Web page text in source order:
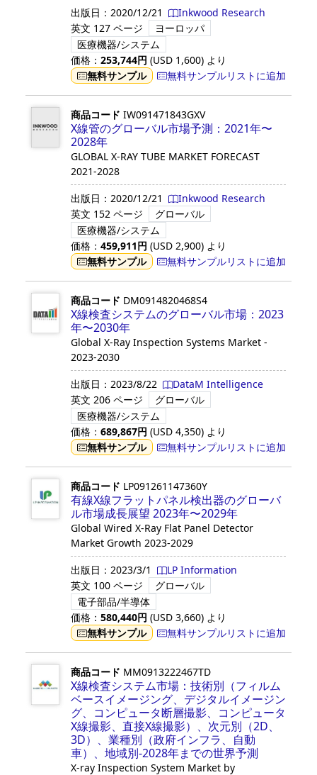
出版日： 2020/12/21
Inkwood Research
英文 127 ページ
ヨーロッパ
医療機器/システム
価格： 253,744円 (USD 1,600) より
無料サンプル
無料サンプルリストに追加
商品コード IW091471843GXV
X線管のグローバル市場予測：2021年〜
2028年
GLOBAL X-RAY TUBE MARKET FORECAST
2021-2028
出版日： 2020/12/21
Inkwood Research
英文 152 ページ
グローバル
医療機器/システム
価格： 459,911円 (USD 2,900) より
無料サンプル
無料サンプルリストに追加
商品コード DM0914820468S4
X線検査システムのグローバル市場：2023
年〜2030年
Global X-Ray Inspection Systems Market -
2023-2030
出版日： 2023/8/22
DataM Intelligence
英文 206 ページ
グローバル
医療機器/システム
価格： 689,867円 (USD 4,350) より
無料サンプル
無料サンプルリストに追加
商品コード LP091261147360Y
有線X線フラットパネル検出器のグローバ
ル市場成長展望 2023年〜2029年
Global Wired X-Ray Flat Panel Detector
Market Growth 2023-2029
出版日： 2023/3/1
LP Information
英文 100 ページ
グローバル
電子部品/半導体
価格： 580,440円 (USD 3,660) より
無料サンプル
無料サンプルリストに追加
商品コード MM0913222467TD
X線検査システム市場：技術別（フィルム
ベースイメージング、デジタルイメージン
グ、コンピュータ断層撮影、コンピュータ
X線撮影、直接X線撮影）、次元別（2D、
3D）、業種別（政府インフラ、自動
車）、地域別-2028年までの世界予測
X-ray Inspection System Market by